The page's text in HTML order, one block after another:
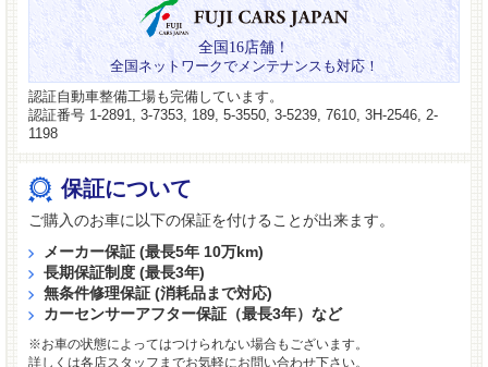
全国16店舗！
全国ネットワークでメンテナンスも対応！
認証自動車整備工場も完備しています。
認証番号 1-2891, 3-7353, 189, 5-3550, 3-5239, 7610, 3H-2546, 2-
1198
保証について
ご購入のお車に以下の保証を付けることが出来ます。
メーカー保証 (最長5年 10万km)
長期保証制度 (最長3年)
無条件修理保証 (消耗品まで対応)
カーセンサーアフター保証（最長3年）など
※お車の状態によってはつけられない場合もございます。
詳しくは各店スタッフまでお気軽にお問い合わせ下さい。